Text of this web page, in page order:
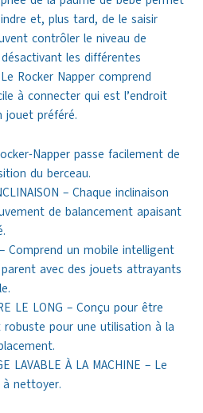
et, plus tard, de le saisir
contrôler le niveau de
les différentes
Le Rocker Napper comprend
à connecter qui est l’endroit
jouet préféré.
Napper passe facilement de
du berceau.
– Chaque inclinaison
de balancement apaisant
– Comprend un mobile intelligent
avec des jouets attrayants
LE LONG – Conçu pour être
pour une utilisation à la
LAVABLE À LA MACHINE – Le
nettoyer.